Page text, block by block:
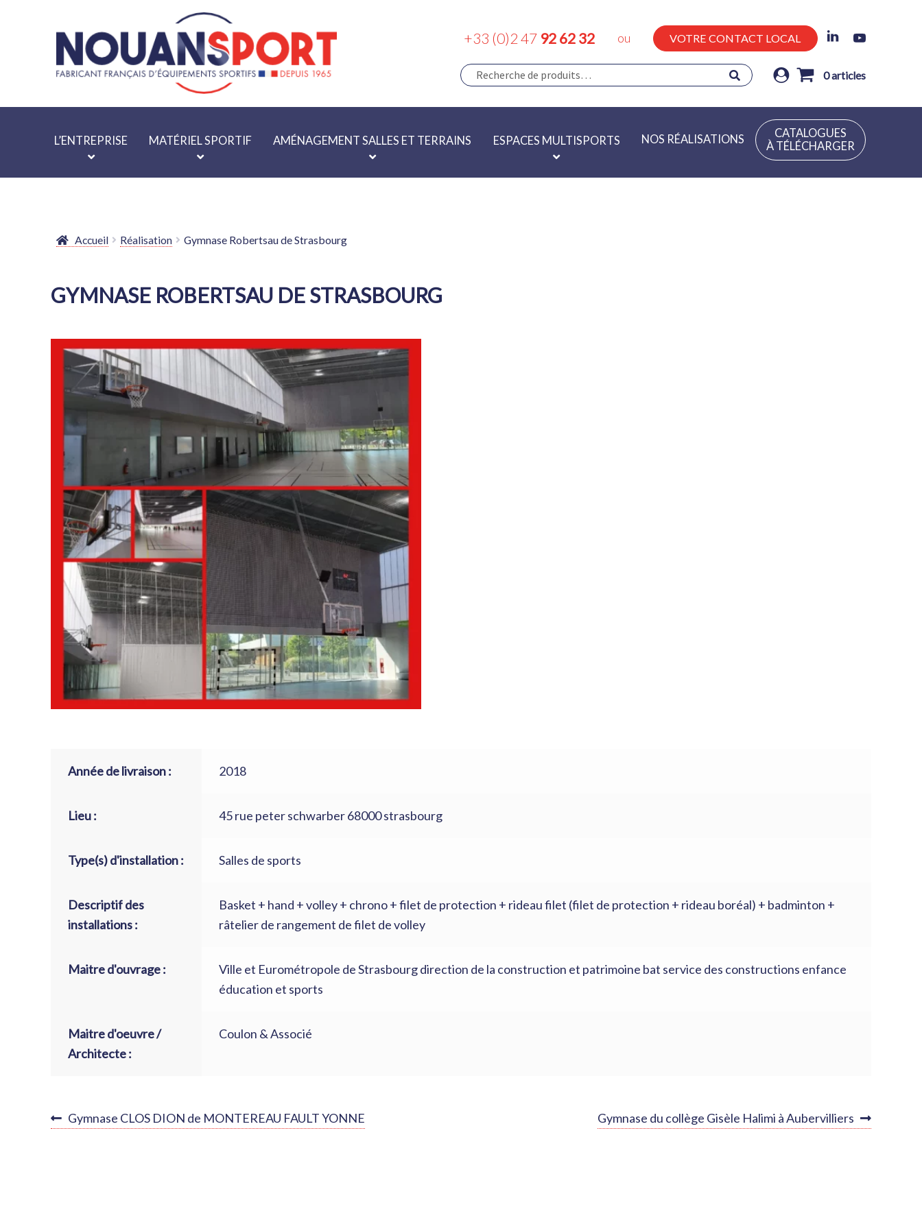
Aller
la
Aller
contenu
+33 (0)2 47 92 62 32 ou VOTRE CONTACT LOCAL
Recherche
pour :
RECHERCHE 0articles
L’ENTREPRISE MATÉRIEL SPORTIF AMÉNAGEMENT SALLES ET TERRAINS ESPACES MULTISPORTS NOS RÉALISATIONS
CATALOGUES
À TÉLÉCHARGER
Accueil Réalisation Gymnase Robertsau de Strasbourg
GYMNASE ROBERTSAU DE STRASBOURG
Année de livraison : 2018
Lieu : 45 rue peter schwarber 68000 strasbourg
Type(s) d'installation : Salles de sports
Descriptif des
installations :
Basket + hand + volley + chrono + filet de protection + rideau filet (filet de protection + rideau boréal) + badminton +
râtelier de rangement de filet de volley
Maitre d'ouvrage :
Ville et Eurométropole de Strasbourg direction de la construction et patrimoine bat service des constructions enfance
éducation et sports
Maitre d'oeuvre /
Architecte :
Coulon & Associé
NAVIGATION
Article
Gymnase CLOS DION de MONTEREAU FAULT YONNE
Article
Gymnase du collège Gisèle Halimi à Aubervilliers